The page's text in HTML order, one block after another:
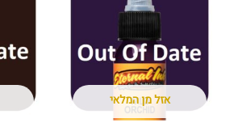
אזל מן המלאי